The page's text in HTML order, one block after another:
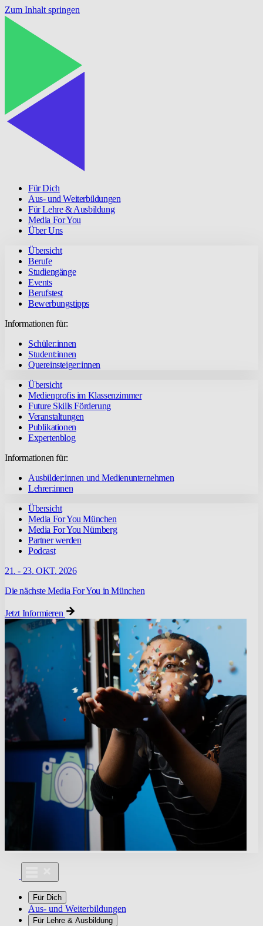
Zum Inhalt springen
Für Dich
Aus- und Weiterbildungen
Für Lehre & Ausbildung
Media For You
Über Uns
Übersicht
Berufe
Studiengänge
Events
Berufstest
Bewerbungstipps
Informationen für:
Schüler:innen
Student:innen
Quereinsteiger:innen
Übersicht
Medienprofis im Klassenzimmer
Future Skills Förderung
Veranstaltungen
Publikationen
Expertenblog
Informationen für:
Ausbilder:innen und Medienunternehmen
Lehrer:innen
Übersicht
Media For You München
Media For You Nürnberg
Partner werden
Podcast
21. - 23. OKT. 2026
Die nächste Media For You in München
Jetzt Informieren
Für Dich
Aus- und Weiterbildungen
Für Lehre & Ausbildung